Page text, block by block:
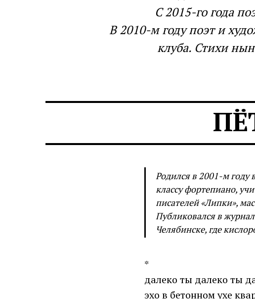
С 2015-го года
В 2010-м году поэт и
клуба. Стихи
Родился в 2001-м году
классу фортепиано,
писателей «Липки»,
Публиковался в
Челябинске, где
*
далеко ты далеко ты
эхо в бетонном ухе